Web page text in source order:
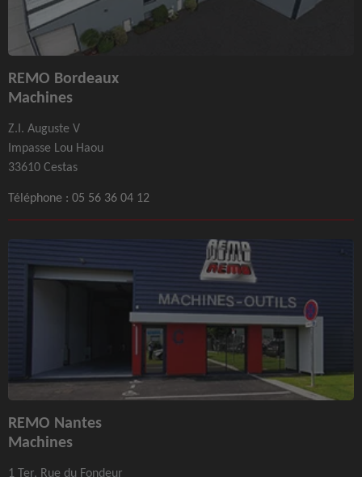
REMO Bordeaux
Machines
Z.I. Auguste V
Impasse Lou Haou
33610 Cestas
Téléphone : 05 56 36 04 12
REMO Nantes
Machines
1 Ter, Rue du Fondeur